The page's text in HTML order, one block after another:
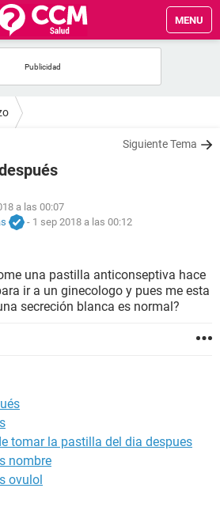
MENU
Siguiente Tema
a las 00:07
- 1 sep 2018 a las 00:12
una pastilla anticonseptiva hace
ir a un ginecologo y pues me esta
secreción blanca es normal?
tomar la pastilla del dia despues
nombre
ovulol